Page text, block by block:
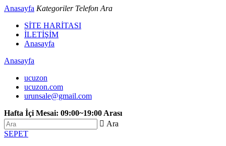
Anasayfa Kategoriler Telefon Ara
SİTE HARİTASI
İLETİŞİM
Anasayfa
Anasayfa
ucuzon
ucuzon.com
urunsale@gmail.com
Hafta İçi Mesai: 09:00~19:00 Arası
 Ara
SEPET